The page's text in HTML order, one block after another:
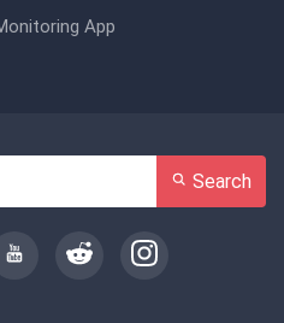
App
Search